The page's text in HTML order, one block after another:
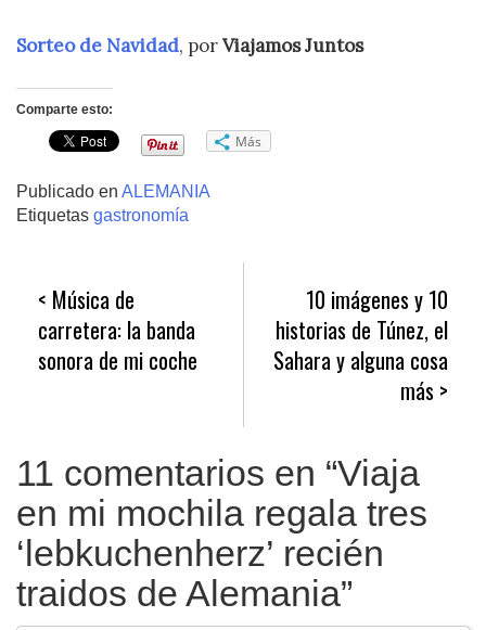
Sorteo de Navidad, porViajamos Juntos
Comparte esto:
Más
Publicado en ALEMANIA
Etiquetas gastronomía
Navegación
de
entradas
Música de
carretera: la banda
sonora de mi coche
10 imágenes y 10
historias de Túnez, el
Sahara y alguna cosa
más
11 comentarios en “Viaja
en mi mochila regala tres
‘lebkuchenherz’ recién
traidos de Alemania”